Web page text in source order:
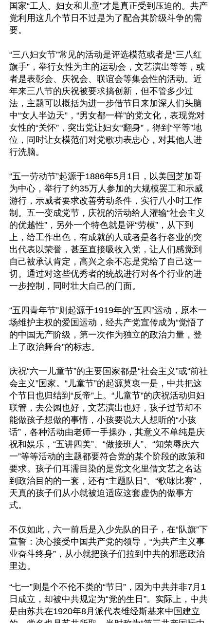
国家“工人、妇女和儿童”才是真正受到压迫的。共产
党利用这几个节日不过是为了配合其阶级斗争的需
要。
“三八妇女节”常见的活动是评选模范或者是“三八红
旗手”，举行女性为主的运动会，文艺演出等等，或
者是表彰会、庆祝会、联谊会等集会性的活动。近
年来三八节的庆祝被要求搞创新，但不管多少过
法，主题可以概括为进一步借节日来加深人们头脑
中“女人半边天”，“男女都一样”的党文化，表现党对
女性的“关怀”，突出党让妇女“翻身”，得到“平等”地
位，同时让女模范们对党歌功表忠心，对其他人进
行洗脑。
“五一劳动节”起源于1886年5月1日，以美国芝加哥
为中心，举行了约35万人参加的大规模罢工和示威
游行，示威者要求改善劳动条件，实行八小时工作
制。五一变成党节，庆祝的活动给人灌输“社会主义
的优越性”，另外一个特色就是评“劳模”，从下到
上，给工作出色，有成就的人或者是各行各业的突
出代表以荣誉，甚至直接吸收入党，让人们感觉到
自己被承认肯定，高兴之余不忘是党给了自己这一
切。通过对这些优秀者的统战进行对各个行业的进
一步控制，同时壮大自己的门面。
“五四青年节”则起源于1919年的“五四”运动，原本一
场维护主权的爱国运动，经共产党宣传成为“觉悟了
的中国无产阶级，第一次作为独立的政治力量，登
上了政治舞台”的标志。
庆祝“六一儿童节”的主要国家都是“社会主义”或“前社
会主义”国家。“儿童节”的起源莫衷一是，中共把这
个节日也归结到“反帝”上。“儿童节”的庆祝活动归妇
联管，去公园也好，文艺演出也好，孩子过节却不
能做孩子想做的事情，小孩要说大人想听的“小孩
话”，各种活动由老师一手操办，其意义不单纯是庆
祝和娱乐，“五讲四美”、“做接班人”、“知荣辱庆六
一”等等活动的主题都要符合党的某个阶段的政策和
要求。孩子们耳濡目染的是党文化里借文艺之名达
到政治目的的一套，还有“主题队日”、“歌咏比赛”，
天真的孩子们从小就被迫适应这套虚伪的做事方
式。
不仅如此，六一前后是入少先队的日子，在“队旗”下
宣誓：决心接受中国共产党的领导，“为共产主义事
业奋斗终身”，从小就把孩子们拉到中共的邪恶政治
里边。
“七一”则是个不伦不类的“节日”，因为中共并非7月1
日成立，却被中共规定为“党的生日”。实际上，中共
是由苏共在1920年8月派代表维经斯基来中国建立